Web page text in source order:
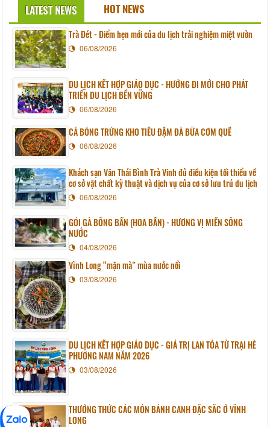
LATEST NEWS HOT NEWS
Trà Đét - Điểm hẹn mới của du lịch trải nghiệm miệt vườn
06/08/2026
DU LỊCH KẾT HỢP GIÁO DỤC - HƯỚNG ĐI MỚI CHO PHÁT
TRIỂN DU LỊCH BỀN VỮNG
06/08/2026
CÁ BÓNG TRỨNG KHO TIÊU ĐẬM ĐÀ BỮA CƠM QUÊ
06/08/2026
Khách sạn Văn Thái Bình Trà Vinh đủ điều kiện tối thiểu về
cơ sở vật chất kỹ thuật và dịch vụ của cơ sở lưu trú du lịch
06/08/2026
GỎI GÀ BÔNG BẦN (HOA BẦN) - HƯƠNG VỊ MIỀN SÔNG
NƯỚC
04/08/2026
Vĩnh Long “mặn mà” mùa nước nổi
03/08/2026
DU LỊCH KẾT HỢP GIÁO DỤC - GIÁ TRỊ LAN TỎA TỪ TRẠI HÈ
PHƯƠNG NAM NĂM 2026
03/08/2026
THƯỞNG THỨC CÁC MÓN BÁNH CANH ĐẶC SẮC Ở VĨNH
LONG